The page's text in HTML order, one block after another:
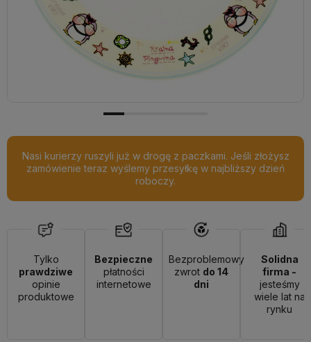
Nasi kurierzy ruszyli już w drogę z paczkami. Jeśli złożysz
zamówienie teraz wyślemy przesyłkę w najbliższy dzień
roboczy.
Tylko
prawdziwe
opinie
produktowe
Bezpieczne
płatności
internetowe
Bezproblemowy
zwrot do 14
dni
Solidna
firma -
jesteśmy
wiele lat na
rynku